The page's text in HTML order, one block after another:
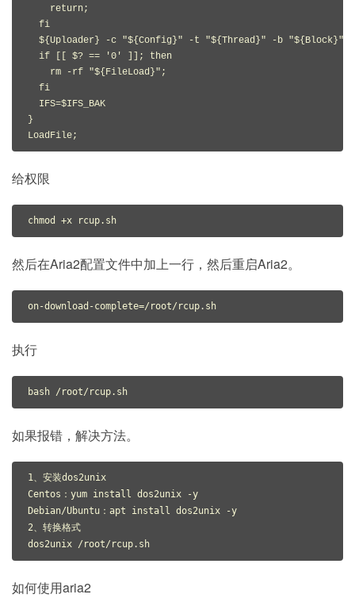
return;
fi
${ Uploader } -c "${Config}" -t "${Thread}" -b "${Block}"
if
$? == '0' ]];
then
    rm
-rf "${FileLoad}" ;
fi
  IFS
=$IFS_BAK
}
LoadFile;
给权限
chmod +x rcup. sh
然后在Aria2配置文件中加上一行，然后重启Aria2。
on-download -complete=/root/ rcup. sh
执行
bash / root/ rcup. sh
如果报错，解决方法。
1、安装
Centos ： yum install dos2unix -
Debian/Ubuntu ： apt install dos2unix -
2、转换格式
dos2unix / root/ rcup. sh
如何使用aria2